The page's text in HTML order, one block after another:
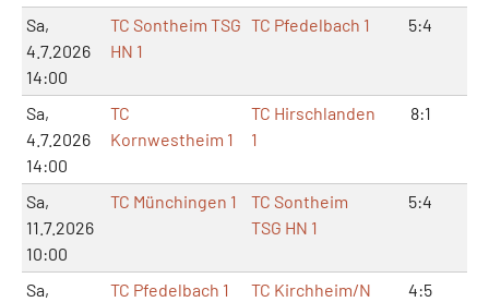
Sa,
4.7.2026
14:00
TC Sontheim TSG
HN 1
TC Pfedelbach 1 5:4
Sa,
4.7.2026
14:00
TC
Kornwestheim 1
TC Hirschlanden
1
8:1
Sa,
11.7.2026
10:00
TC Münchingen 1
TC Sontheim
TSG HN 1
5:4
Sa,
TC Pfedelbach 1
TC Kirchheim/N
4:5